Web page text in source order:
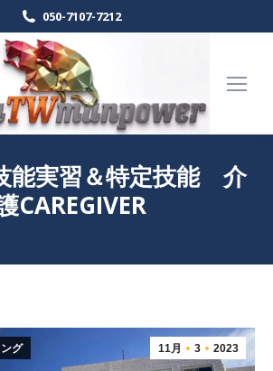
050-7107-7212
実習＆特定技能 介
CAREGIVER
11月 3 2023
グ